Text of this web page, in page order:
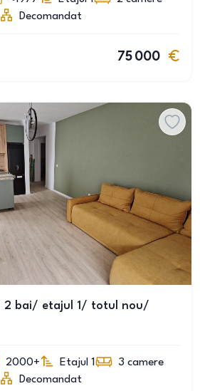
Decomandat
75 000
2 bai/ etajul 1/ totul nou/
2000+ Etajul 1 3 camere
Decomandat